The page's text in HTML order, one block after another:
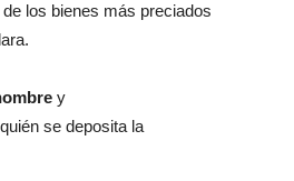
los bienes más preciados
y
se deposita la